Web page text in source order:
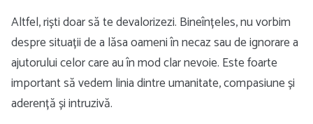
Altfel, riști doar să te devalorizezi. Bineînțeles, nu vorbim
despre situații de a lăsa oameni în necaz sau de ignorare a
ajutorului celor care au în mod clar nevoie. Este foarte
important să vedem linia dintre umanitate, compasiune și
aderență și intruzivă.